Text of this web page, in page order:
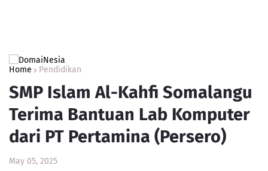
Home Pendidikan
SMP Islam Al-Kahfi Somalangu
Terima Bantuan Lab Komputer
dari PT Pertamina (Persero)
May 05, 2025